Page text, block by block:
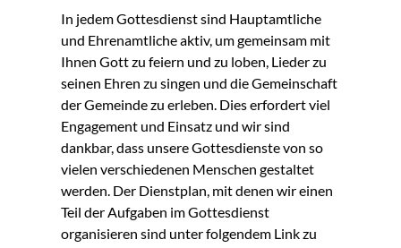
In jedem Gottesdienst sind Hauptamtliche
und Ehrenamtliche aktiv, um gemeinsam mit
Ihnen Gott zu feiern und zu loben, Lieder zu
seinen Ehren zu singen und die Gemeinschaft
der Gemeinde zu erleben. Dies erfordert viel
Engagement und Einsatz und wir sind
dankbar, dass unsere Gottesdienste von so
vielen verschiedenen Menschen gestaltet
werden. Der Dienstplan, mit denen wir einen
Teil der Aufgaben im Gottesdienst
organisieren sind unter folgendem Link zu